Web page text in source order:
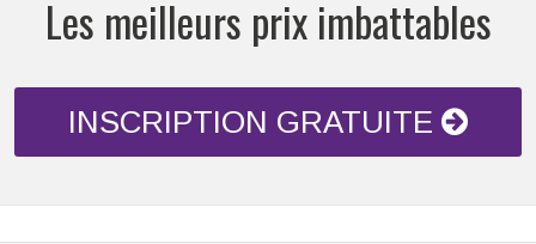
Les meilleurs prix imbattables
INSCRIPTION GRATUITE